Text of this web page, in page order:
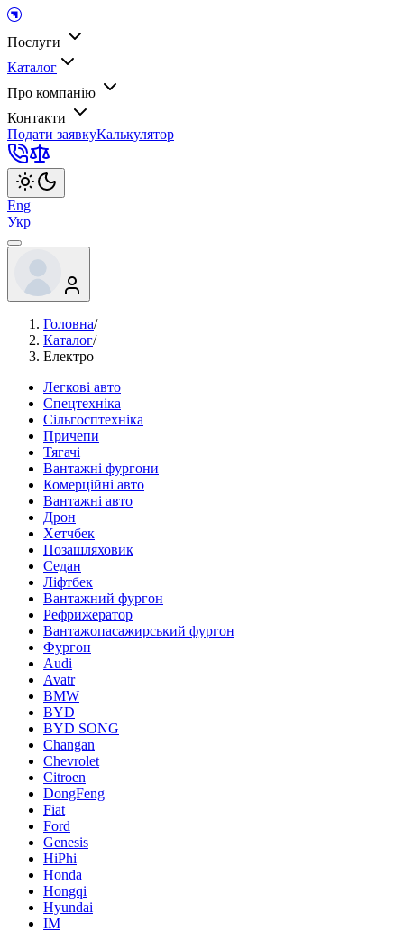
Послуги
Каталог
Про компанію
Контакти
Подати заявкуКалькулятор
Eng
Укр
Головна/
Каталог/
Електро
Легкові авто
Спецтехніка
Сільгосптехніка
Причепи
Тягачі
Вантажні фургони
Комерційні авто
Вантажні авто
Дрон
Хетчбек
Позашляховик
Седан
Ліфтбек
Вантажний фургон
Рефрижератор
Вантажопасажирський фургон
Фургон
Audi
Avatr
BMW
BYD
BYD SONG
Changan
Chevrolet
Citroen
DongFeng
Fiat
Ford
Genesis
HiPhi
Honda
Hongqi
Hyundai
IM